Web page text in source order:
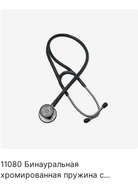
11080 Бинауральная
хромированная пружина с...